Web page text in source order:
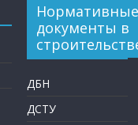
Нормативные
документы в
ДБН
ДСТУ